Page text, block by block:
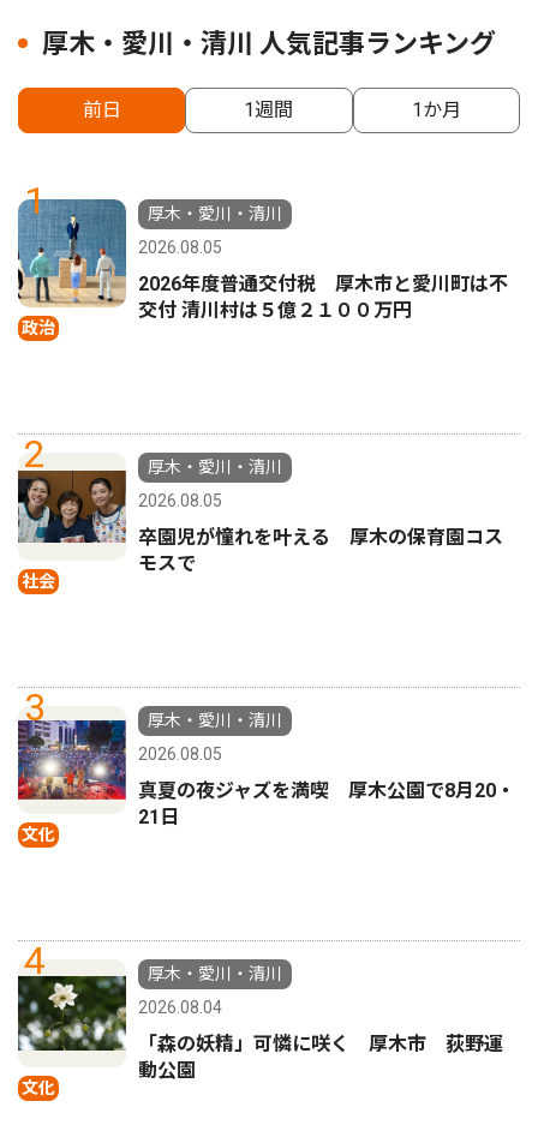
厚木・愛川・清川 人気記事ランキング
前日 1週間 1か月
1
政治
厚木・愛川・清川
2026.08.05
2026年度普通交付税 厚木市と愛川町は不
交付 清川村は５億２１００万円
2
社会
厚木・愛川・清川
2026.08.05
卒園児が憧れを叶える 厚木の保育園コス
モスで
3
文化
厚木・愛川・清川
2026.08.05
真夏の夜ジャズを満喫 厚木公園で8月20・
21日
4
文化
厚木・愛川・清川
2026.08.04
「森の妖精」可憐に咲く 厚木市 荻野運
動公園